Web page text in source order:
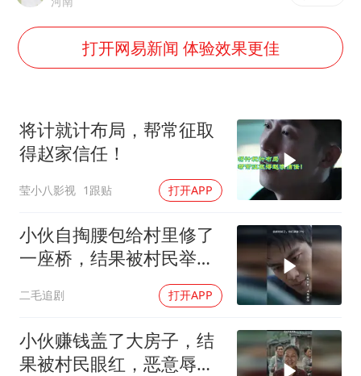
要给全体职工“应休尽休”的底气
如何把百年大党建设得更加坚强有力
李亚鹏向地铁吐血女孩捐99999元
总书记关心百姓身边这些民生大事
打开网易新闻 体验效果更佳
将计就计布局，帮常征取
得赵家信任！
莹小八影视 1跟贴 打开APP
小伙自掏腰包给村里修了
一座桥，结果被村民举报
二毛追剧 打开APP
小伙赚钱盖了大房子，结
果被村民眼红，恶意辱